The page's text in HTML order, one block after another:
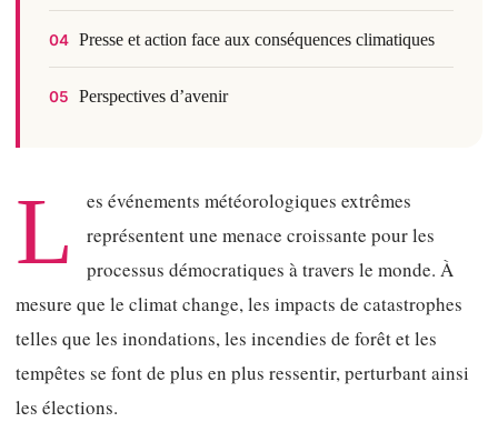
04 Presse et action face aux conséquences climatiques
05 Perspectives d’avenir
L
es événements météorologiques extrêmes
représentent une menace croissante pour les
processus démocratiques à travers le monde. À
mesure que le climat change, les impacts de catastrophes
telles que les inondations, les incendies de forêt et les
tempêtes se font de plus en plus ressentir, perturbant ainsi
les élections.